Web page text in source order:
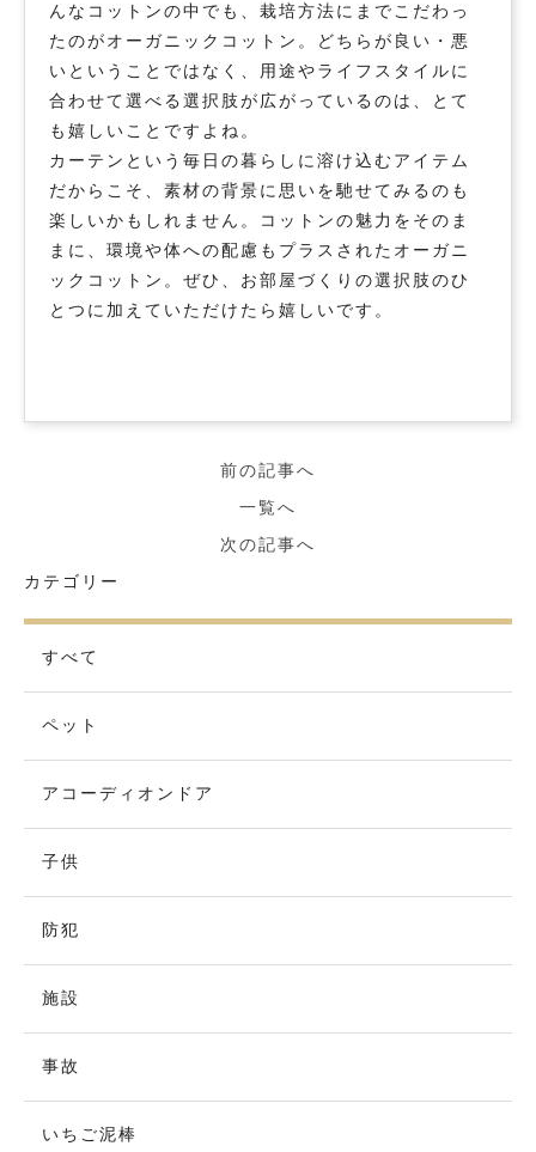
んなコットンの中でも、栽培方法にまでこだわっ
たのがオーガニックコットン。どちらが良い・悪
いということではなく、用途やライフスタイルに
合わせて選べる選択肢が広がっているのは、とて
も嬉しいことですよね。
カーテンという毎日の暮らしに溶け込むアイテム
だからこそ、素材の背景に思いを馳せてみるのも
楽しいかもしれません。コットンの魅力をそのま
まに、環境や体への配慮もプラスされたオーガニ
ックコットン。ぜひ、お部屋づくりの選択肢のひ
とつに加えていただけたら嬉しいです。
前の記事へ
一覧へ
次の記事へ
カテゴリー
すべて
ペット
アコーディオンドア
子供
防犯
施設
事故
いちご泥棒